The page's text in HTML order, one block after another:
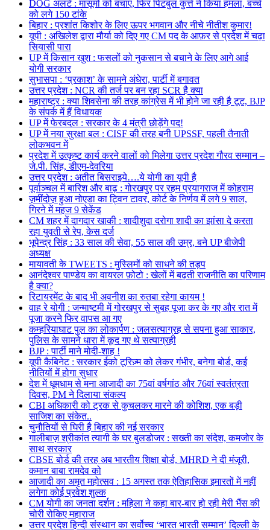
DOG अलर्ट : मासूमों को बचाएं, फिर पिटबुल कुत्ते ने किया हमला, बच्चे
को लगे 150 टांके
बिहार : प्रशांत किशोर के लिए ऊपर भगवान और नीचे नीतीश कुमार!
यूपी : अखिलेश द्वारा मौर्या को दिए गए CM पद के आफ़र से प्रदेश में चढ़ा
सियासी पारा
UP में किसान खुश : फसलों को नुकसान से बचाने के लिए आगे आई
योगी सरकार
सुभासपा : ‘प्रकाश’ के सामने अंधेरा, पार्टी में बगावत
उत्तर प्रदेश : NCR की तर्ज पर बन रहा SCR है क्या
महाराष्ट्र : क्या शिवसेना की तरह कांग्रेस में भी होने जा रही है टूट, BJP
के संपर्क में हैं विधायक
UP में फेरबदल : सरकार के 4 मंत्री छोड़ेंगे पद!
UP में नया सुरक्षा बल : CISF की तरह बनी UPSSF, पहली तैनाती
लोकभवन में
प्रदेश में उत्कृष्ट कार्य करने वालों को मिलेगा उत्तर प्रदेश गौरव सम्मान –
जे.पी. सिंह, डीएम-देवरिया
उत्तर प्रदेश : अतीत बिसराइये….ये योगी का यूपी है
पूर्वाञ्चल में बारिश और बाढ़ : गोरखपुर पर रहम प्रयागराज में कोहराम
ज़मींदोज़ हुआ नोएडा का ट्विन टावर, कोर्ट के निर्णय में लगे 9 साल,
गिरने में महज 9 सेकेंड
CM शहर में दागदार खाकी : शादीशुदा दरोगा शादी का झांसा दे करता
रहा युवती से रेप, केस दर्ज
भूपेन्द्र सिंह : 33 साल की सेवा, 55 साल की उम्र, बने UP बीजेपी
अध्यक्ष
मायावती के TWEETS : मुस्लिमों को साधने की तड़प
आनंदेश्वर पाण्डेय का वायरल फ़ोटो : खेलों में बढ़ती राजनीति का परिणाम
है क्या?
रिटायरमेंट के बाद भी अवनीश का रुतबा रहेगा कायम !
वाह रे योगी : जन्माष्टमी में गोरखपुर से सुबह पूजा कर के गए और रात में
पूजा करने फिर वापस आ गए
कम्हरियाघाट पुल का लोकार्पण : जलसत्याग्रह से सपना हुआ साकार,
पुलिस के सामने धारा में कूद गए थे सत्याग्रही
BJP : पार्टी माने मोदी-शाह !
यूपी कैबिनेट : सरकार ईको टूरिज़्म को लेकर गंभीर, बनेगा बोर्ड, कई
नीतियों में होगा सुधार
देश में धूमधाम से मना आजादी का 75वां वर्षगांठ और 76वां स्वतंत्रता
दिवस, PM ने दिलाया संकल्प
CBI अधिकारी को ट्रक से कुचलकर मारने की कोशिश, एक बड़ी
साजिश का संकेत..
चुनौतियों से घिरी है बिहार की नई सरकार
गालीबाज़ श्रीकांत त्यागी के घर बुलडोजर : सख्ती का संदेश, कमजोर के
साथ सरकार
CBSE बोर्ड की तरह अब भारतीय शिक्षा बोर्ड, MHRD ने दी मंजूरी,
कमान बाबा रामदेव को
आजादी का अमृत महोत्सव : 15 अगस्त तक ऐतिहासिक इमारतों में नहीं
लगेगा कोई प्रवेश शुल्क
CM योगी का जनता दर्शन : महिला ने कहा बार-बार हो रही मेरी भैंस की
चोरी रोकिए महाराज
उत्तर प्रदेश हिन्दी संस्थान का सर्वोच्च ‘भारत भारती सम्मान’ दिल्ली के